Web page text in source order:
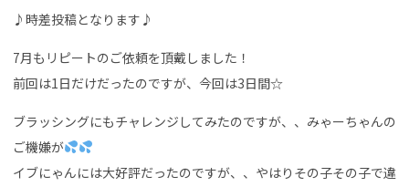
♪時差投稿となります♪
7月もリピートのご依頼を頂戴しました！
前回は1日だけだったのですが、今回は3日間☆
ブラッシングにもチャレンジしてみたのですが、、みゃーちゃんの
ご機嫌が
イブにゃんには大好評だったのですが、、やはりその子その子で違